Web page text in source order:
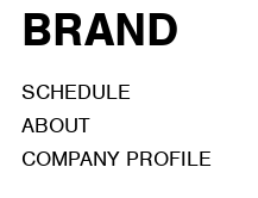
BRAND
SCHEDULE
ABOUT
COMPANY PROFILE